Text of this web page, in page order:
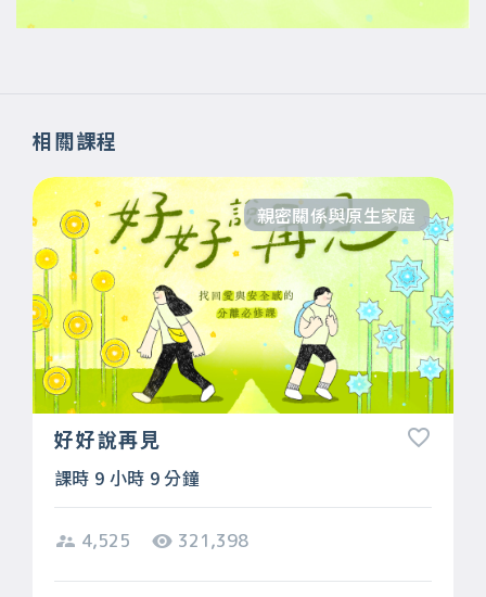
相關課程
親密關係與原生家庭
好好說再見
課時 9 小時 9 分鐘
4,525 321,398